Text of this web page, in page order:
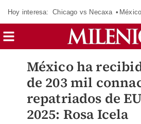
Hoy interesa: Chicago vs Necaxa
México ha
de 203 mil
repatriados de
2025: Rosa Icela